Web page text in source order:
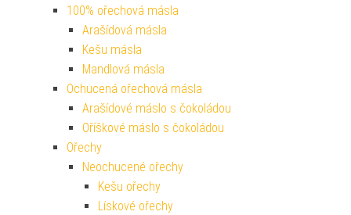
100% ořechová másla
Arašídová másla
Kešu másla
Mandlová másla
Ochucená ořechová másla
Arašídové máslo s čokoládou
Oříškové máslo s čokoládou
Ořechy
Neochucené ořechy
Kešu ořechy
Lískové ořechy